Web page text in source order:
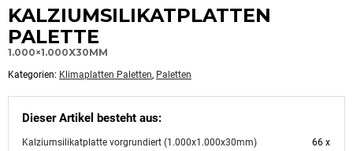
als:
Klimaplatten
Paletten,Paletten
KALZIUMSILIKATPLATTEN
PALETTE
1.000×1.000X30MM
Kategorien: Klimaplatten Paletten, Paletten
Dieser Artikel besteht aus:
Kalziumsilikatplatte vorgrundiert (1.000x1.000x30mm) 66 x